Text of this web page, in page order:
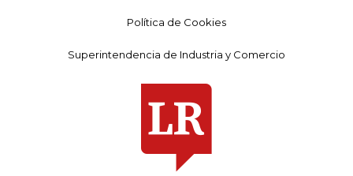
Política de Cookies
Superintendencia de Industria y Comercio